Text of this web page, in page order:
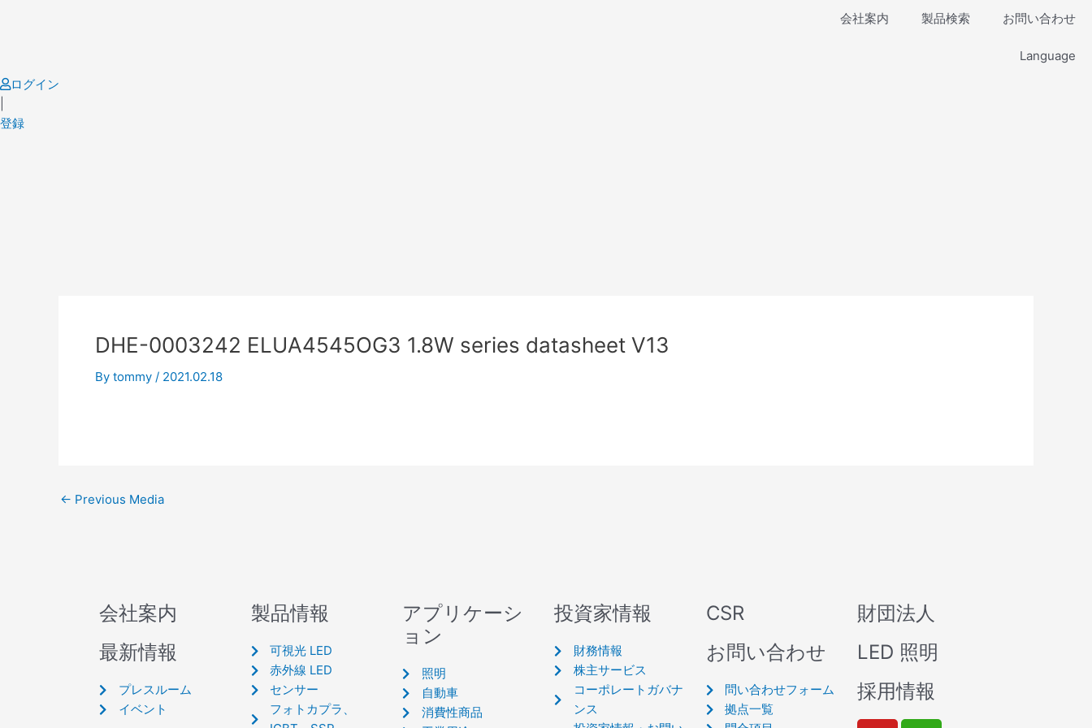
会社案内 製品検索 お問い合わせ
Language
ログイン
登録
DHE-0003242 ELUA4545OG3 1.8W series datasheet V13
By tommy / 2021.02.18
← Previous Media
会社案内
最新情報
プレスルーム
イベント
製品情報
可視光 LED
赤外線 LED
センサー
フォトカプラ、
アプリケーシ
ョン
照明
自動車
消費性商品
投資家情報
財務情報
株主サービス
コーポレートガバナ
ンス
CSR
お問い合わせ
問い合わせフォーム
拠点一覧
財団法人
LED 照明
採用情報